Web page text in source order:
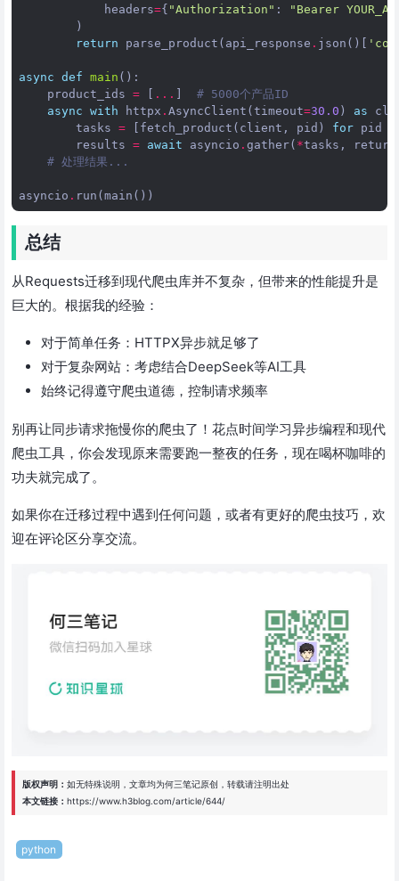
headers={ "Authorization" :
"Bearer
)
return
parse_product ( api_response . json ()[
async def main ():
product_ids = ...
# 5000个产品ID
async with httpx . AsyncClient ( timeout=30.0 ) as
tasks = fetch_product ( client , pid ) for pid
results = await asyncio . gather( *tasks ,
# 处理结果...
asyncio . run ( main ())
总结
从Requests迁移到现代爬虫库并不复杂，但带来的性能提升是
巨大的。根据我的经验：
对于简单任务：HTTPX异步就足够了
对于复杂网站：考虑结合DeepSeek等AI工具
始终记得遵守爬虫道德，控制请求频率
别再让同步请求拖慢你的爬虫了！花点时间学习异步编程和现代
爬虫工具，你会发现原来需要跑一整夜的任务，现在喝杯咖啡的
功夫就完成了。
如果你在迁移过程中遇到任何问题，或者有更好的爬虫技巧，欢
迎在评论区分享交流。
版权声明： 如无特殊说明，文章均为何三笔记原创，转载请注明出处
本文链接： https://www.h3blog.com/article/644/
python